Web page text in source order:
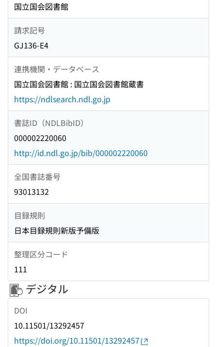
国立国会図書館
請求記号
GJ136-E4
連携機関・データベース
国立国会図書館 : 国立国会図書館蔵書
https://ndlsearch.ndl.go.jp
書誌ID（NDLBibID）
000002220060
http://id.ndl.go.jp/bib/000002220060
全国書誌番号
93013132
目録規則
日本目録規則新版予備版
整理区分コード
111
デジタル
DOI
10.11501/13292457
https://doi.org/10.11501/13292457